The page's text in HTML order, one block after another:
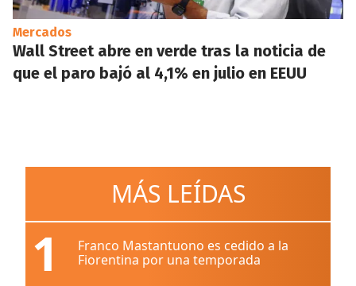
Mercados
Wall Street abre en verde tras la noticia de
que el paro bajó al 4,1% en julio en EEUU
MÁS LEÍDAS
1
Franco Mastantuono es cedido a la
Fiorentina por una temporada